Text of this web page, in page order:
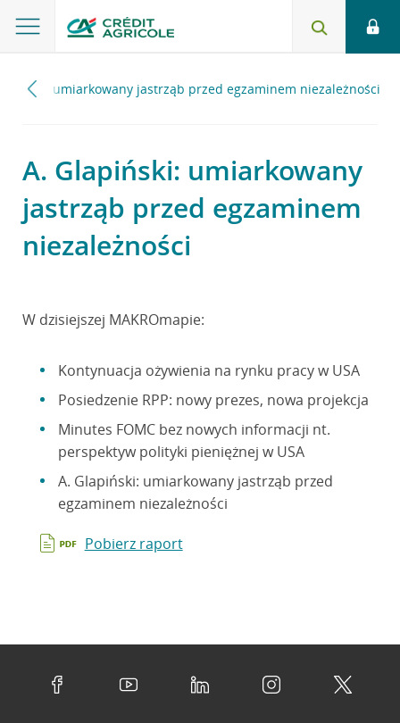
umiarkowany jastrząb przed egzaminem niezależności
A. Glapiński: umiarkowany
jastrząb przed egzaminem
niezależności
W dzisiejszej MAKROmapie:
Kontynuacja ożywienia na rynku pracy w USA
Posiedzenie RPP: nowy prezes, nowa projekcja
Minutes FOMC bez nowych informacji nt.
perspektyw polityki pieniężnej w USA
A. Glapiński: umiarkowany jastrząb przed
egzaminem niezależności
Pobierz raport